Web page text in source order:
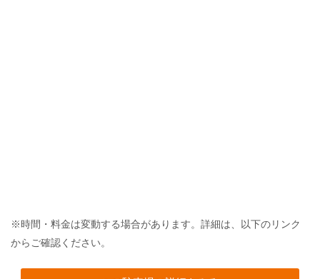
※時間・料金は変動する場合があります。詳細は、以下のリンク
からご確認ください。